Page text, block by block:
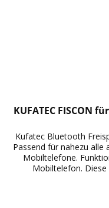
KUFATEC FISCON
Kufatec Bluetooth
Passend für nahezu
Mobiltelefone.
Mobiltelefon. Diese